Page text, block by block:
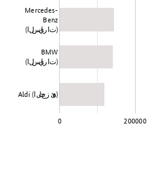
0 200000
Mercedes-
Benz
(السيارات)
BMW
(السيارات)
Aldi (التجزئة)